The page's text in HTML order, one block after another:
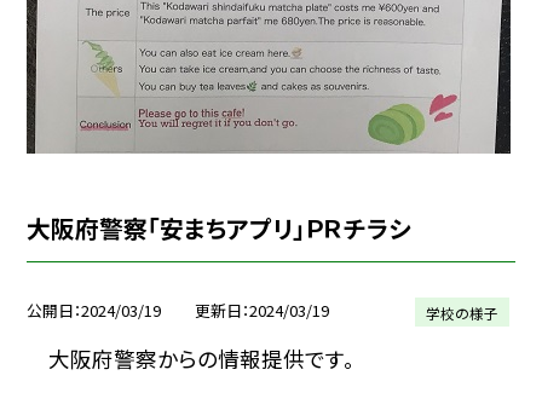
大阪府警察「安まちアプリ」ＰＲチラシ
公開日 2024/03/19 更新日 2024/03/19 学校の様子
大阪府警察からの情報提供です。